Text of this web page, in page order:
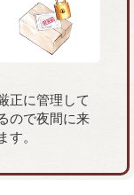
正に管理して
ので夜間に来
す。